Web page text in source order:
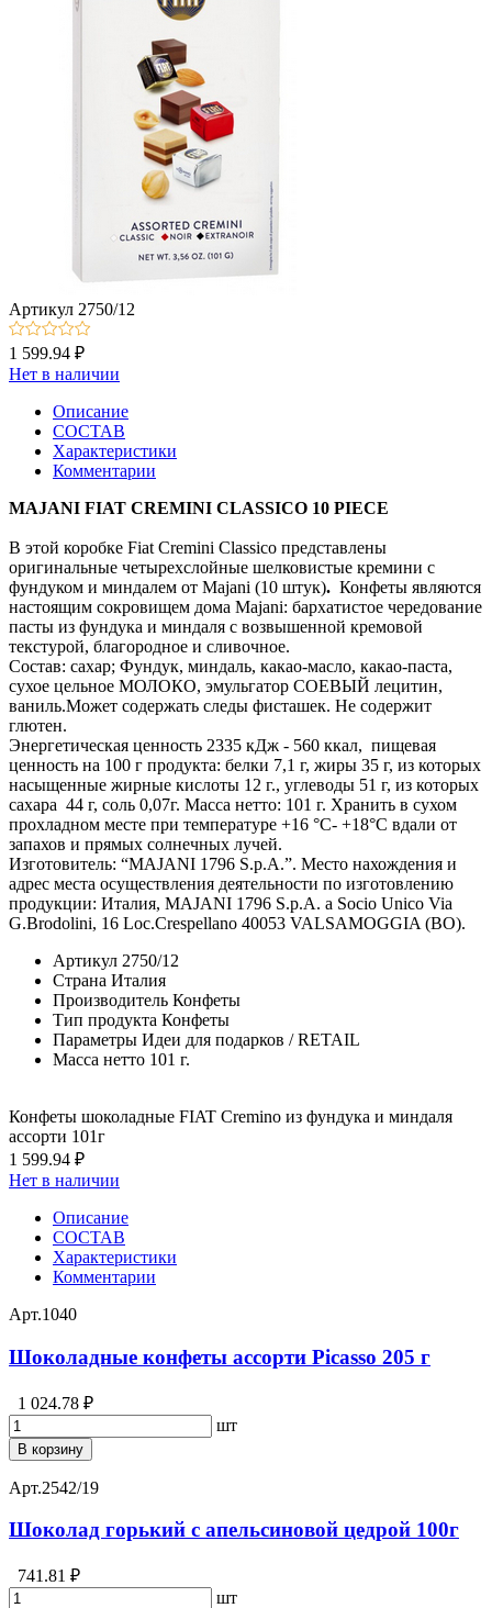
Артикул 2750/12
1 599.94 ₽
Нет в наличии
Описание
СОСТАВ
Характеристики
Комментарии
MAJANI FIAT CREMINI CLASSICO 10 PIECE
В этой коробке Fiat Cremini Classico представлены
оригинальные четырехслойные шелковистые кремини с
фундуком и миндалем от Majani (10 штук). Конфеты являются
настоящим сокровищем дома Majani: бархатистое чередование
пасты из фундука и миндаля с возвышенной кремовой
текстурой, благородное и сливочное.
Состав: сахар; Фундук, миндаль, какао-масло, какао-паста,
сухое цельное МОЛОКО, эмульгатор СОЕВЫЙ лецитин,
ваниль.Может содержать следы фисташек. Не содержит
глютен.
Энергетическая ценность 2335 кДж - 560 ккал, пищевая
ценность на 100 г продукта: белки 7,1 г, жиры 35 г, из которых
насыщенные жирные кислоты 12 г., углеводы 51 г, из которых
сахара 44 г, соль 0,07г. Масса нетто: 101 г. Хранить в сухом
прохладном месте при температуре +16 °С- +18°С вдали от
запахов и прямых солнечных лучей.
Изготовитель: “MAJANI 1796 S.p.A.”. Место нахождения и
адрес места осуществления деятельности по изготовлению
продукции: Италия, MAJANI 1796 S.p.A. a Socio Unico Via
G.Brodolini, 16 Loc.Crespellano 40053 VALSAMOGGIA (BO).
Артикул 2750/12
Страна Италия
Производитель Конфеты
Тип продукта Конфеты
Параметры Идеи для подарков / RETAIL
Масса нетто 101 г.
Конфеты шоколадные FIAT Cremino из фундука и миндаля
ассорти 101г
1 599.94 ₽
Нет в наличии
Описание
СОСТАВ
Характеристики
Комментарии
Арт.1040
Шоколадные конфеты ассорти Picasso 205 г
1 024.78 ₽
шт
В корзину
Арт.2542/19
Шоколад горький с апельсиновой цедрой 100г
741.81 ₽
шт